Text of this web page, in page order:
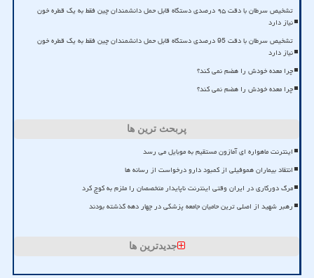
تشخیص سرطان با دقت ۹۵ درصدی دستگاه قابل حمل دانشمندان چین فقط به یک قطره خون
نیاز دارد
تشخیص سرطان با دقت 95 درصدی دستگاه قابل حمل دانشمندان چین فقط به یک قطره خون
نیاز دارد
چرا معده خودش را هضم نمی کند؟
چرا معده خودش را هضم نمی کند؟
پربحث ترین ها
اینترنت ماهواره ای آمازون مستقیم به موبایل می رسد
انتقاد بیماران هموفیلی از کمبود دارو درخواست از رسانه ها
مرگ دورکاری در ایران وقتی اینترنت ناپایدار متخصصان را ملزم به کوچ کرد
رهبر شهید از اصلی ترین حامیان جامعه پزشکی در چهار دهه گذشته بودند
جدیدترین ها